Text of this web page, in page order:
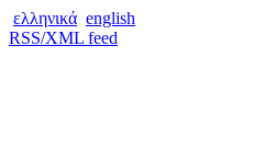
ελληνικά english
RSS/XML feed